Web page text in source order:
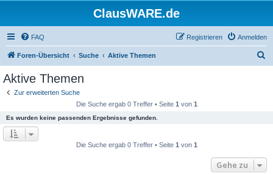
ClausWARE.de
FAQ Anmelden
Registrieren
Foren-Übersicht Suche Aktive Themen
Aktive Themen
Zur erweiterten Suche
Die Suche ergab 0 Treffer • Seite 1 von 1
Es wurden keine passenden Ergebnisse gefunden.
Die Suche ergab 0 Treffer • Seite 1 von 1
Gehe zu